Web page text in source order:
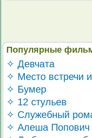
Популярные
✧ Девчата
✧ Место встречи
✧ Бумер
✧ 12 стульев
✧ Служебный
✧ Алеша Попович